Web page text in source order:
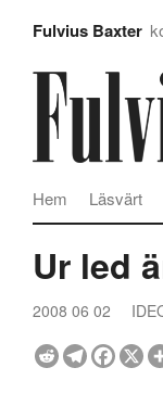
Fulvius Baxter
Läsvärt
Hem
Ur led
2008 06 02